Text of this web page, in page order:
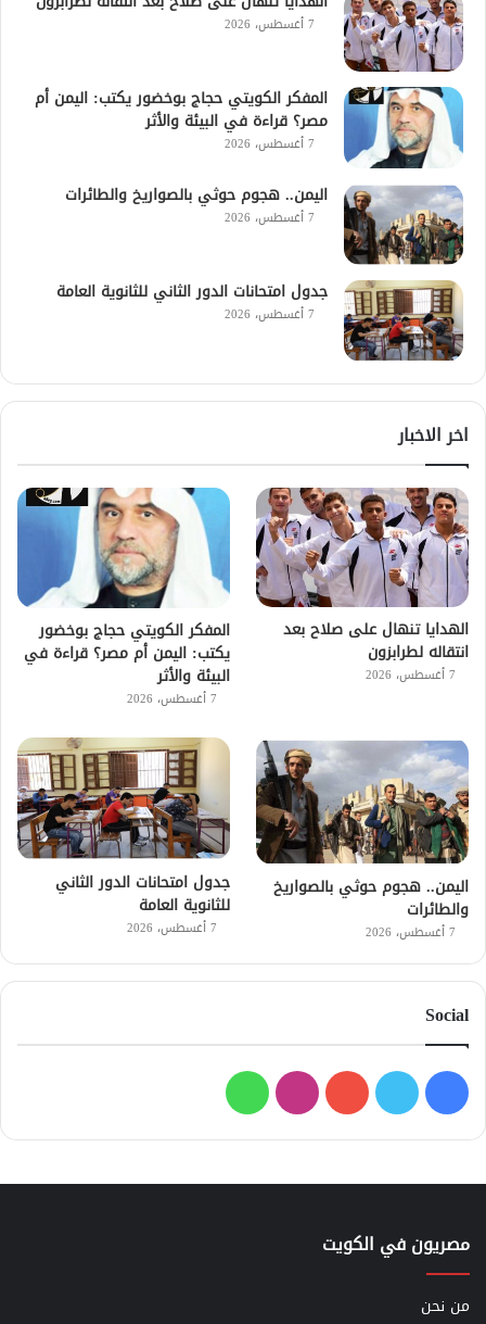
7 أغسطس، 2026
المفكر الكويتي حجاج بوخضور يكتب: اليمن أم
مصر؟ قراءة في البيئة والأثر
7 أغسطس، 2026
اليمن.. هجوم حوثي بالصواريخ والطائرات
7 أغسطس، 2026
جدول امتحانات الدور الثاني للثانوية العامة
7 أغسطس، 2026
اخر الاخبار
الهدايا تنهال على صلاح بعد
انتقاله لطرابزون
7 أغسطس، 2026
المفكر الكويتي حجاج بوخضور
يكتب: اليمن أم مصر؟ قراءة في
البيئة والأثر
7 أغسطس، 2026
اليمن.. هجوم حوثي بالصواريخ
والطائرات
7 أغسطس، 2026
جدول امتحانات الدور الثاني
للثانوية العامة
7 أغسطس، 2026
Social
فيسبوك
تويتر يوتيوبانستقرامواتساب
مصريون في الكويت
من نحن